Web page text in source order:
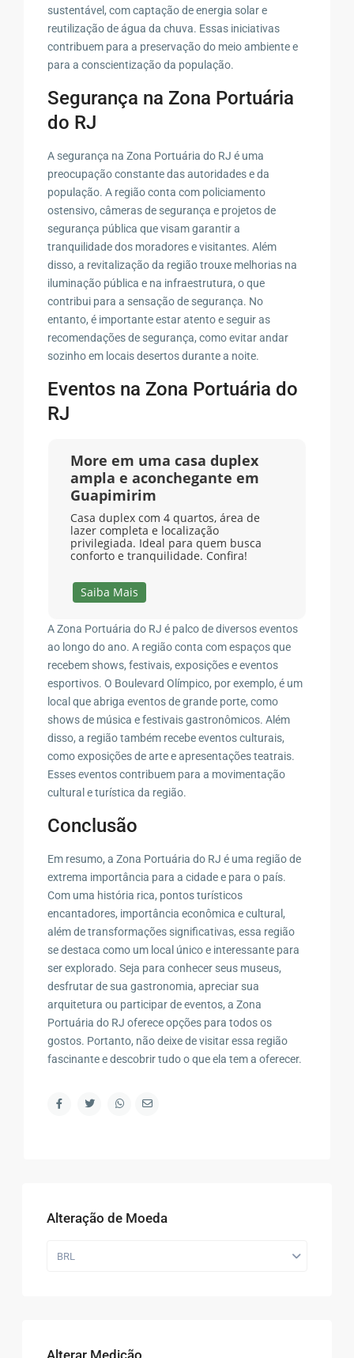
sustentável, com captação de energia solar e
reutilização de água da chuva. Essas iniciativas
contribuem para a preservação do meio ambiente e
para a conscientização da população.
Segurança na Zona Portuária
do RJ
A segurança na Zona Portuária do RJ é uma
preocupação constante das autoridades e da
população. A região conta com policiamento
ostensivo, câmeras de segurança e projetos de
segurança pública que visam garantir a
tranquilidade dos moradores e visitantes. Além
disso, a revitalização da região trouxe melhorias na
iluminação pública e na infraestrutura, o que
contribui para a sensação de segurança. No
entanto, é importante estar atento e seguir as
recomendações de segurança, como evitar andar
sozinho em locais desertos durante a noite.
Eventos na Zona Portuária do
RJ
More em uma casa duplex
ampla e aconchegante em
Guapimirim
Casa duplex com 4 quartos, área de
lazer completa e localização
privilegiada. Ideal para quem busca
conforto e tranquilidade. Confira!
Saiba Mais
A Zona Portuária do RJ é palco de diversos eventos
ao longo do ano. A região conta com espaços que
recebem shows, festivais, exposições e eventos
esportivos. O Boulevard Olímpico, por exemplo, é um
local que abriga eventos de grande porte, como
shows de música e festivais gastronômicos. Além
disso, a região também recebe eventos culturais,
como exposições de arte e apresentações teatrais.
Esses eventos contribuem para a movimentação
cultural e turística da região.
Conclusão
Em resumo, a Zona Portuária do RJ é uma região de
extrema importância para a cidade e para o país.
Com uma história rica, pontos turísticos
encantadores, importância econômica e cultural,
além de transformações significativas, essa região
se destaca como um local único e interessante para
ser explorado. Seja para conhecer seus museus,
desfrutar de sua gastronomia, apreciar sua
arquitetura ou participar de eventos, a Zona
Portuária do RJ oferece opções para todos os
gostos. Portanto, não deixe de visitar essa região
fascinante e descobrir tudo o que ela tem a oferecer.
Alteração de Moeda
BRL
Alterar Medição